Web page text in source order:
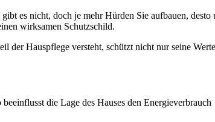
es nicht, doch je mehr Hürden Sie aufbauen,
wirksamen Schutzschild.
der Hauspflege versteht, schützt nicht nur seine
die Lage des Hauses den Energieverbrauch